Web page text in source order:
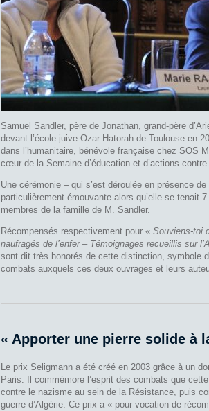
Samuel Sandler, père de Jonathan, grand-père
devant l’école juive Ozar Hatorah de Toulouse en
dans l’humanitaire, bénévole française chez SOS
cœur de la Semaine d’éducation et d’actions
Une cérémonie – qui s’est déroulée en présence
particulièrement émouvante alors qu’elle se tenait
membres de la famille de M. Sandler.
Récompensés respectivement pour « Souviens-toi
naufragés de l’enfer – Témoignages recueillis sur
sont dit très honorés de cette distinction, symbole
combats auxquels ces deux ouvrages et leurs
« Apporter une pierre solide à
Le prix Seligmann a été créé en 2003 grâce à un
Paris. Il commémore l’esprit des combats que
contre le nazisme au sein de la Résistance, puis
guerre d’Algérie. Ce prix a « pour vocation de